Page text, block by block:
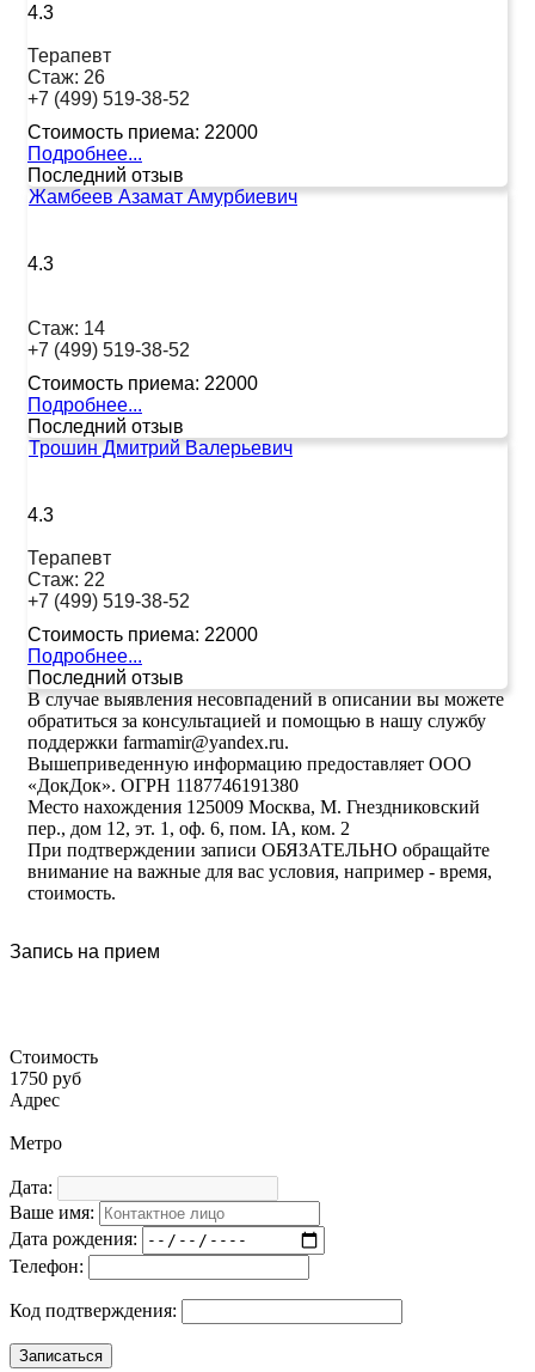
4.3
Терапевт
Стаж: 26
+7 (499) 519-38-52
Стоимость приема: 22000
Подробнее...
Последний отзыв
Жамбеев Азамат Амурбиевич
4.3
Стаж: 14
+7 (499) 519-38-52
Стоимость приема: 22000
Подробнее...
Последний отзыв
Трошин Дмитрий Валерьевич
4.3
Терапевт
Стаж: 22
+7 (499) 519-38-52
Стоимость приема: 22000
Подробнее...
Последний отзыв
В случае выявления несовпадений в описании вы можете
обратиться за консультацией и помощью в нашу службу
поддержки farmamir@yandex.ru.
Вышеприведенную информацию предоставляет ООО
«ДокДок». ОГРН 1187746191380
Место нахождения 125009 Москва, М. Гнездниковский
пер., дом 12, эт. 1, оф. 6, пом. IA, ком. 2
При подтверждении записи ОБЯЗАТЕЛЬНО обращайте
внимание на важные для вас условия, например - время,
стоимость.
Запись на прием
Стоимость
1750 руб
Адрес
Метро
Дата:
Ваше имя:
Дата рождения:
Телефон:
Код подтверждения: